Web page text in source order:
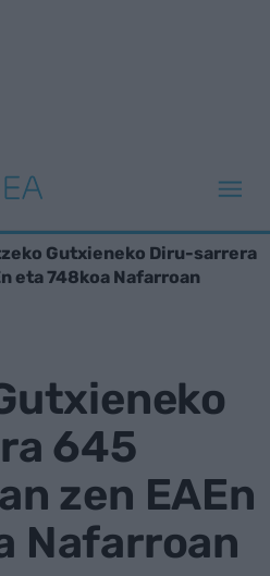
Gutxieneko Diru-sarrera
eta 748koa Nafarroan
645
zen EAEn
Nafarroan